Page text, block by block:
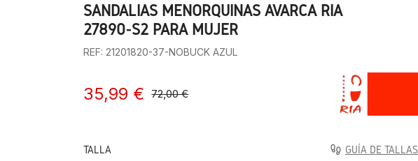
SANDALIAS MENORQUINAS AVARCA RIA
27890-S2 PARA MUJER
REF: 21201820-37-NOBUCK AZUL
35,99 € 72,00 €
TALLA GUÍA DE TALLAS